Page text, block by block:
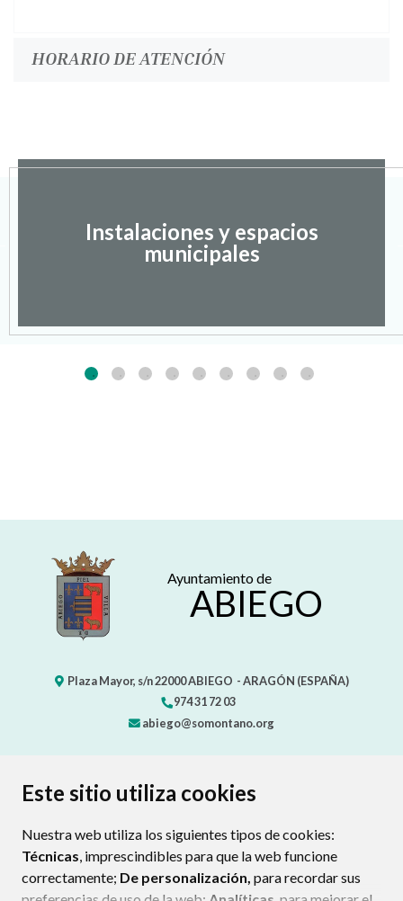
Este sitio utiliza cookies
Nuestra web utiliza los siguientes tipos de cookies:
Técnicas, imprescindibles para que la web funcione
correctamente; De personalización, para recordar sus
HORARIO DE ATENCIÓN
Instalaciones y espacios
municipales
Ayuntamiento de
ABIEGO
Plaza Mayor, s/n22000ABIEGO - ARAGÓN (ESPAÑA)
974 31 72 03
abiego@somontano.org
CONTACTO MAPA WEB
PROTECCIÓN DE DATOS
POLÍTICA DE COOKIES